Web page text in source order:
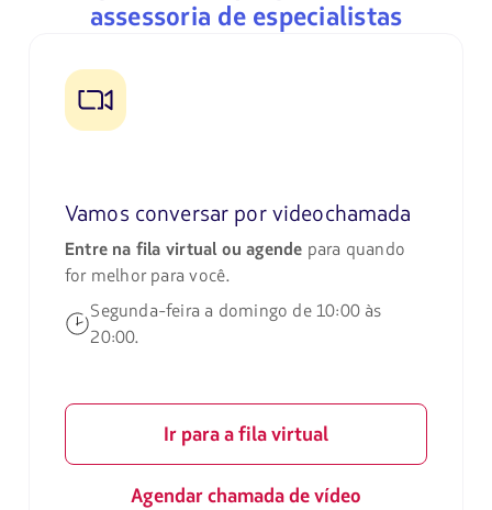
5
assessoria de especialistas
Vamos conversar por videochamada
Entre na fila virtual ou agende para quando
for melhor para você.
Segunda-feira a domingo de 10:00 às
20:00.
Ir para a fila virtual
Agendar chamada de vídeo